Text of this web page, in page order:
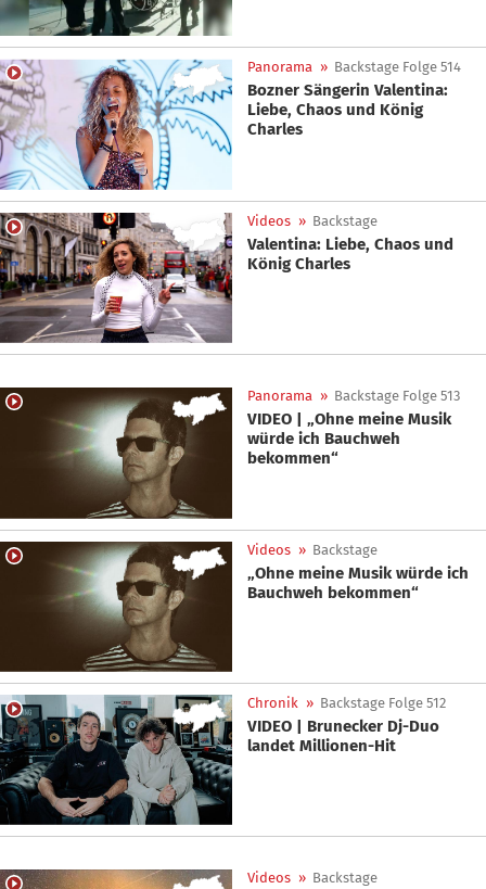
Panorama » Backstage Folge 514
Bozner Sängerin Valentina:
Liebe, Chaos und König
Charles
Videos » Backstage
Valentina: Liebe, Chaos und
König Charles
Panorama » Backstage Folge 513
VIDEO | „Ohne meine Musik
würde ich Bauchweh
bekommen“
Videos » Backstage
„Ohne meine Musik würde ich
Bauchweh bekommen“
Chronik » Backstage Folge 512
VIDEO | Brunecker Dj-Duo
landet Millionen-Hit
Videos » Backstage